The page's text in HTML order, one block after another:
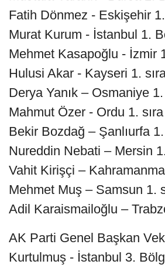
Fatih Dönmez - Eskişehir 1.
Murat Kurum - İstanbul 1.
Mehmet Kasapoğlu - İzmir
Hulusi Akar - Kayseri 1.
Derya Yanık – Osmaniye 1.
Mahmut Özer - Ordu 1. sıra
Bekir Bozdağ – Şanlıurfa 1.
Nureddin Nebati – Mersin
Vahit Kirişçi –
Mehmet Muş – Samsun 1.
Adil Karaismailoğlu –
AK Parti Genel Başkan
Kurtulmuş - İstanbul 3.